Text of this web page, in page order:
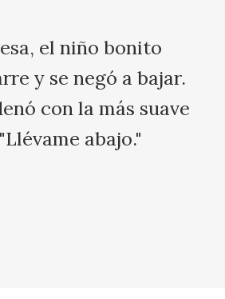
el niño bonito
y se negó a bajar.
con la más suave
abajo."